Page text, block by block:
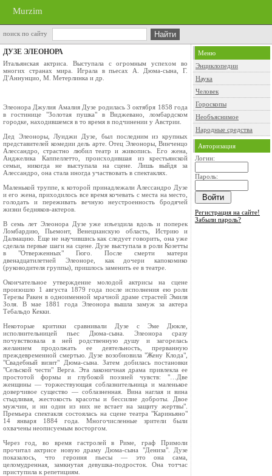
Murzim
поиск по сайту
ДУЗЕ ЭЛЕОНОРА
Итальянская актриса. Выступала с огромным успехом во
многих странах мира. Играла в пьесах А. Дюма-сына, Г.
Д'Аннунцио, М. Метерлинка и др.
Элеонора Джулия Амалия Дузе родилась 3 октября 1858 года
в гостинице "Золотая пушка" в Виджевано, ломбардском
городке, находившемся в то время в подчинении у Австрии.
Дед Элеоноры, Луиджи Дузе, был последним из крупных
представителей комедии дель арте. Отец Элеоноры, Винченцо
Алессандро, страстно любил театр и живопись. Его жена,
Анджелика Каппеллетто, происходившая из крестьянской
семьи, никогда не выступала на сцене. Лишь выйдя за
Алессандро, она стала иногда участвовать в спектаклях.
Маленькой труппе, к которой принадлежали Алессандро Дузе
и его жена, приходилось все время кочевать с места на место,
голодать и переживать вечную неустроенность бродячей
жизни бедняков-актеров.
В семь лет Элеонора Дузе уже изъездила вдоль и поперек
Ломбардию, Пьемонт, Венецианскую область, Истрию и
Далмацию. Еще не научившись как следует говорить, она уже
сделала первые шаги на сцене. Дузе выступала в роли Козетты
в "Отверженных" Гюго. После смерти матери
двенадцатилетней Элеоноре, как дочери капокомико
(руководителя группы), пришлось заменить ее в театре.
Окончательное утверждение молодой актрисы на сцене
произошло 1 августа 1879 года после исполнения ею роли
Терезы Ракен в одноименной мрачной драме страстей Эмиля
Золя. В мае 1881 года Элеонора вышла замуж за актера
Тебальдо Кекки.
Некоторые критики сравнивали Дузе с Эме Дюкле,
исполнительницей пьес Дюма-сына. Элеонора сразу
почувствовала в ней родственную душу и загорелась
желанием продолжать ее деятельность, прерванную
преждевременной смертью. Дузе возобновила "Жену Клода",
"Свадебный визит" Дюма-сына. Затем добилась постановки
"Сельской чести" Верга. Эта лаконичная драма привлекла ее
простотой формы и глубокой поэзией чувств: "…Две
женщины — торжествующая соблазнительница и маленькое
доверчивое существо — соблазненная. Вина наглая и вина
стыдливая, жестокость красоты и бессилие доброты. Двое
мужчин, и ни один из них не встает на защиту жертвы".
Премьера спектакля состоялась на сцене театра "Кариньяно"
14 января 1884 года. Многочисленные зрители были
охвачены неописуемым восторгом.
Через год, во время гастролей в Риме, граф Примоли
прочитал актрисе новую драму Дюма-сына "Дениза". Дузе
показалось, что героиня пьесы — это она сама,
целомудренная, замкнутая девушка-подросток. Она тотчас
приступила к репетициям.
Меню
Энциклопедии
Наука
Человек
Гороскопы
Необъяснимое
Народные средства
Авторизация
Логин:
Пароль:
Регистрация на сайте!
Забыли пароль?